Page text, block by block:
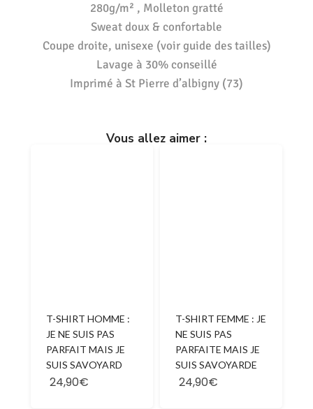
280g/m² , Molleton gratté
Sweat doux & confortable
Coupe droite, unisexe (voir guide des tailles)
Lavage à 30% conseillé
Imprimé à St Pierre d’albigny (73)
Vous allez aimer :
T-SHIRT HOMME :
JE NE SUIS PAS
PARFAIT MAIS JE
SUIS SAVOYARD
24,90€
T-SHIRT FEMME : JE
NE SUIS PAS
PARFAITE MAIS JE
SUIS SAVOYARDE
24,90€